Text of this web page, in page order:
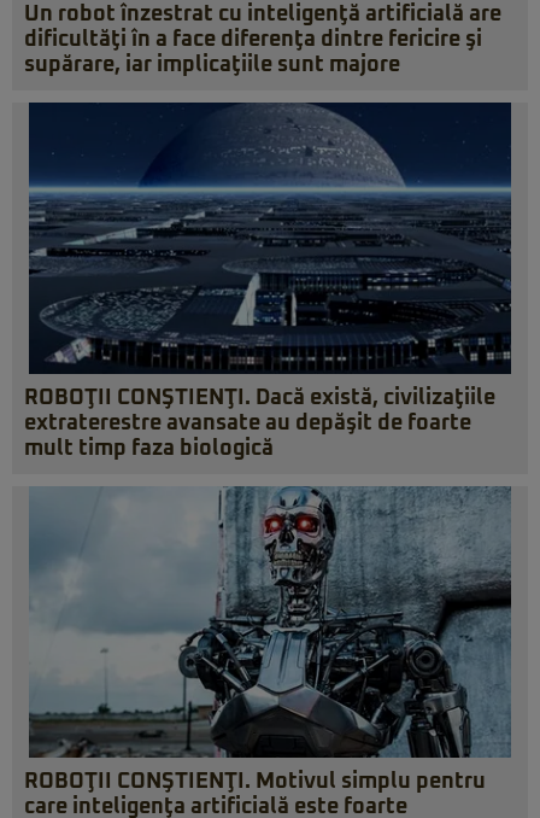
Un robot înzestrat cu inteligenţă artificială are
dificultăţi în a face diferenţa dintre fericire şi
supărare, iar implicaţiile sunt majore
ROBOŢII CONŞTIENŢI. Dacă există, civilizaţiile
extraterestre avansate au depăşit de foarte
mult timp faza biologică
ROBOŢII CONŞTIENŢI. Motivul simplu pentru
care inteligenţa artificială este foarte